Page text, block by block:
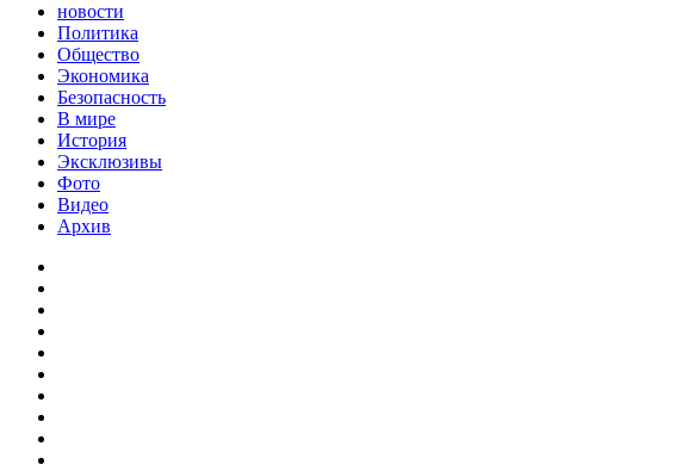
новости
Политика
Общество
Экономика
Безопасность
В мире
История
Эксклюзивы
Фото
Видео
Архив